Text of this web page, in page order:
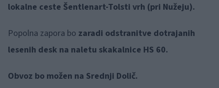
lokalne ceste Šentlenart-Tolsti vrh (pri Nužeju).
Popolna zapora bo zaradi odstranitve dotrajanih
lesenih desk na naletu skakalnice HS 60.
Obvoz bo možen na Srednji Dolič.